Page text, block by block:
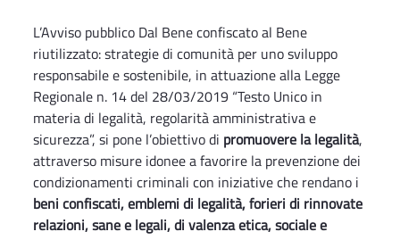
L’Avviso pubblico Dal Bene confiscato al Bene
riutilizzato: strategie di comunità per uno sviluppo
responsabile e sostenibile, in attuazione alla Legge
Regionale n. 14 del 28/03/2019 “Testo Unico in
materia di legalità, regolarità amministrativa e
sicurezza”, si pone l’obiettivo di promuovere la legalità,
attraverso misure idonee a favorire la prevenzione dei
condizionamenti criminali con iniziative che rendano i
beni confiscati, emblemi di legalità, forieri di rinnovate
relazioni, sane e legali, di valenza etica, sociale e